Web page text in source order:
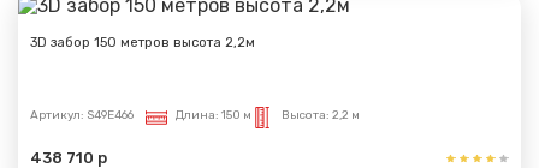
3D забор 150 метров высота 2,2м
Артикул: S49E466 Длина: 150 м Высота: 2,2 м
438 710 р
отправлено
Вами.